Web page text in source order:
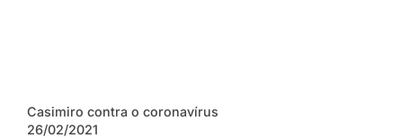
Casimiro contra o coronavírus
26/02/2021